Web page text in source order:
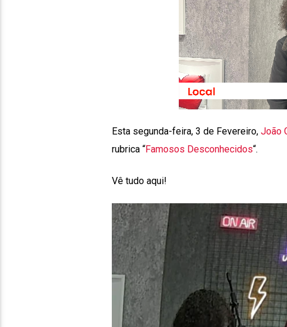
Esta segunda-feira, 3 de Fevereiro, João
rubrica “Famosos Desconhecidos“.
Vê tudo aqui!